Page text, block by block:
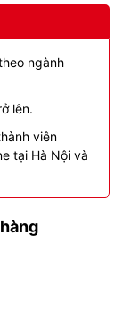
ngành
lên.
viên
tại Hà Nội và